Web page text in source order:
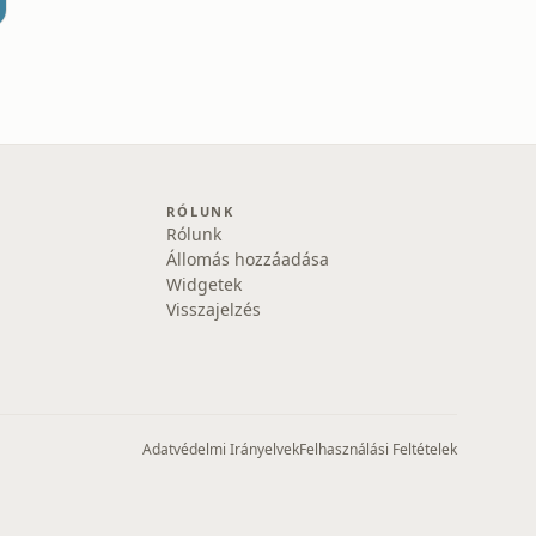
RÓLUNK
Rólunk
Állomás hozzáadása
Widgetek
Visszajelzés
Adatvédelmi IrányelvekFelhasználási Feltételek